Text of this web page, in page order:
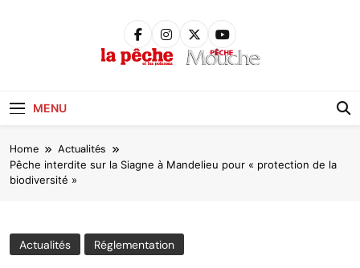
MENU
Home Actualités
Pêche interdite sur la Siagne à Mandelieu pour « protection de la
biodiversité »
Actualités Réglementation